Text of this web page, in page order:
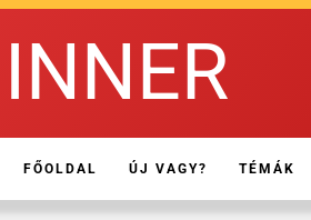
FŐOLDAL ÚJ VAGY? TÉMÁK